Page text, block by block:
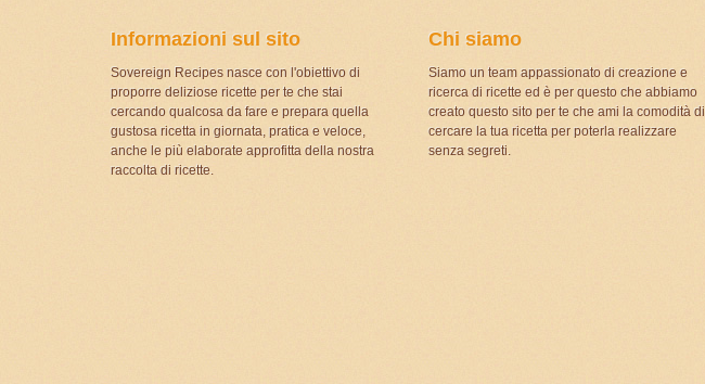
Informazioni sul sito
Sovereign Recipes nasce con l'obiettivo di
proporre deliziose ricette per te che stai
cercando qualcosa da fare e prepara quella
gustosa ricetta in giornata, pratica e veloce,
anche le più elaborate approfitta della nostra
raccolta di ricette.
Chi siamo
Siamo un team appassionato di creazione e
ricerca di ricette ed è per questo che abbiamo
creato questo sito per te che ami la comodità di
cercare la tua ricetta per poterla realizzare
senza segreti.